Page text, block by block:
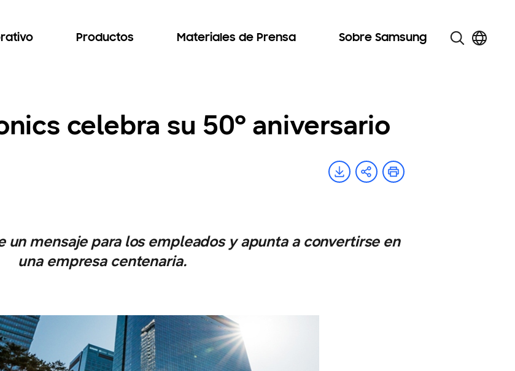
Productos Materiales de Prensa Sobre Samsung
celebra su 50° aniversario
mensaje para los empleados y apunta a convertirse en
una empresa centenaria.